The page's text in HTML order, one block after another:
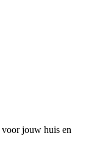
voor jouw huis en